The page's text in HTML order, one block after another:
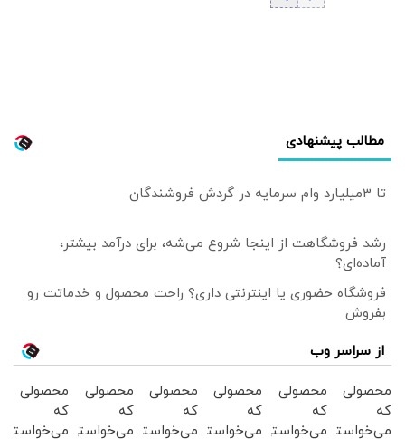
مطالب پیشنهادی
تا 3میلیارد وام سرمایه در گردش فروشندگان
رشد فروشگاهت از اینجا شروع می‌شه، برای درآمد بیشتر،
آماده‌ای؟
فروشگاه حضوری یا اینترنتی داری؟ راحت محصول و خدماتت رو
بفروش
از سراسر وب
محصولی
که
می‌خواستی
محصولی
که
می‌خواستی
محصولی
که
می‌خواستی
محصولی
که
می‌خواستی
محصولی
که
می‌خواستی
محصولی
که
می‌خواستی